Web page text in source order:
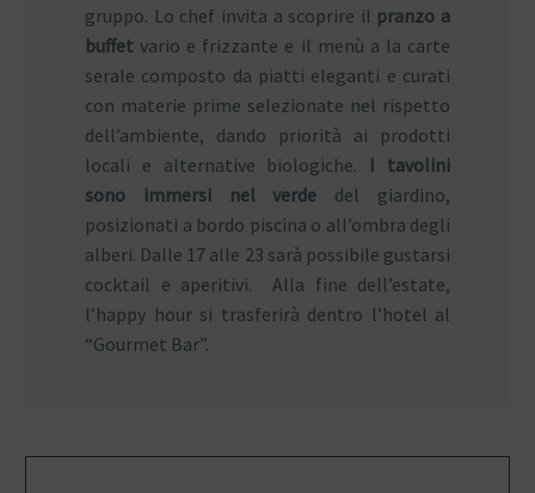
gruppo. Lo chef invita a scoprire il pranzo a
buffet vario e frizzante e il menù a la carte
serale composto da piatti eleganti e curati
con materie prime selezionate nel rispetto
dell’ambiente, dando priorità ai prodotti
locali e alternative biologiche. I tavolini
sono immersi nel verde del giardino,
posizionati a bordo piscina o all’ombra degli
alberi. Dalle 17 alle 23 sarà possibile gustarsi
cocktail e aperitivi. Alla fine dell’estate,
l’happy hour si trasferirà dentro l’hotel al
“Gourmet Bar”.